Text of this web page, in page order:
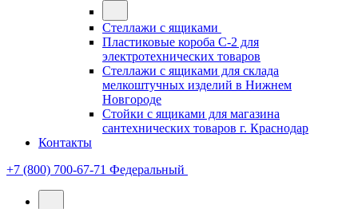
Стеллажи с ящиками
Пластиковые короба С-2 для
электротехнических товаров
Стеллажи с ящиками для склада
мелкоштучных изделий в Нижнем
Новгороде
Стойки с ящиками для магазина
сантехнических товаров г. Краснодар
Контакты
+7 (800) 700-67-71 Федеральный